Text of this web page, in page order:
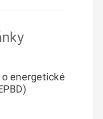
energetické